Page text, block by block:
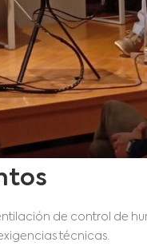
de control de
técnicas.